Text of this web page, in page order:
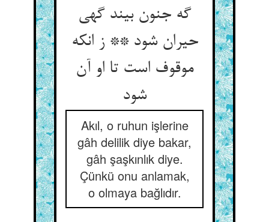
گه جنون بیند گهی
حیران شود ** ز انکه
موقوف است تا او آن
شود
Akıl, o ruhun işlerine
gâh delilik diye bakar,
gâh şaşkınlık diye.
Çünkü onu anlamak,
o olmaya bağlıdır.